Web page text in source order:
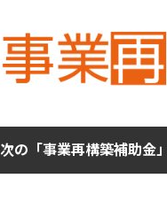
次の「事業再構築補助金